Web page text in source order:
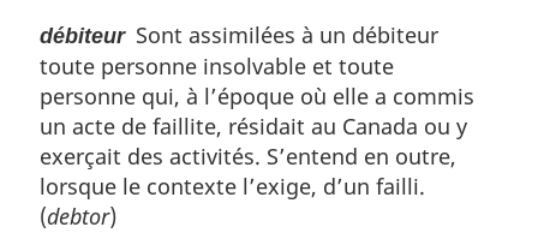
débiteurSont assimilées à un débiteur
toute personne insolvable et toute
personne qui, à l’époque où elle a commis
un acte de faillite, résidait au Canada ou y
exerçait des activités. S’entend en outre,
lorsque le contexte l’exige, d’un failli.
(debtor)